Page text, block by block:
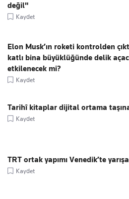
değil"
Kaydet
Elon Musk’ın roketi kontrolden
katlı bina büyüklüğünde delik
etkilenecek mi?
Kaydet
Tarihî kitaplar dijital ortama
Kaydet
TRT ortak yapımı Venedik’te
Kaydet